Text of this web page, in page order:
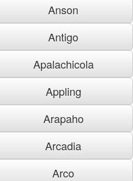
Anson
Antigo
Apalachicola
Appling
Arapaho
Arcadia
Arco